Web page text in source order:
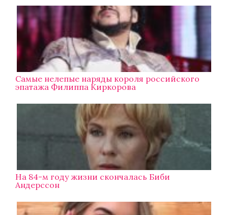
Самые нелепые наряды короля российского
эпатажа Филиппа Киркорова
На 84-м году жизни скончалась Биби
Андерссон